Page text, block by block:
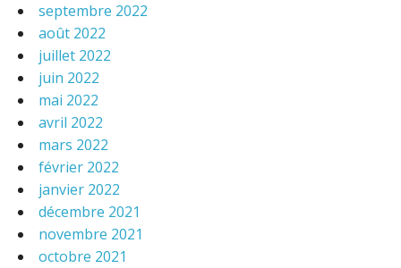
septembre 2022
août 2022
juillet 2022
juin 2022
mai 2022
avril 2022
mars 2022
février 2022
janvier 2022
décembre 2021
novembre 2021
octobre 2021